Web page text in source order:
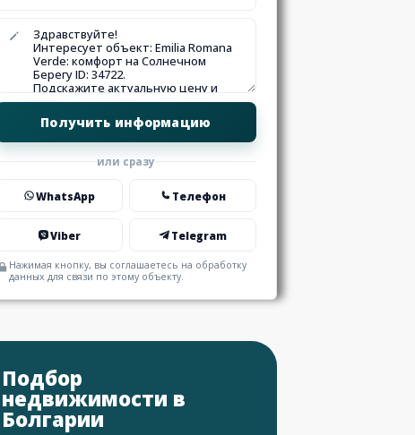
или сразу
WhatsApp Телефон
Viber Telegram
Нажимая кнопку, вы соглашаетесь на обработку
данных для связи по этому объекту.
Подбор
недвижимости в
Болгарии